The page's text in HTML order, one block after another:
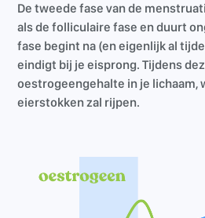
De tweede fase van de
als de folliculaire fase en duurt
fase begint na (en eigenlijk al
eindigt bij je eisprong. Tijdens
oestrogeengehalte in je lichaam,
eierstokken zal rijpen.